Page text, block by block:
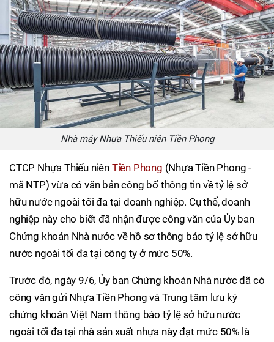
Nhà máy Nhựa Thiếu niên Tiền Phong
CTCP Nhựa Thiếu niên Tiền Phong (Nhựa Tiền Phong -
mã NTP) vừa có văn bản công bố thông tin về tỷ lệ sở
hữu nước ngoài tối đa tại doanh nghiệp. Cụ thể, doanh
nghiệp này cho biết đã nhận được công văn của Ủy ban
Chứng khoán Nhà nước về hồ sơ thông báo tỷ lệ sở hữu
nước ngoài tối đa tại công ty ở mức 50%.
Trước đó, ngày 9/6, Ủy ban Chứng khoán Nhà nước đã có
công văn gửi Nhựa Tiền Phong và Trung tâm lưu ký
chứng khoán Việt Nam thông báo tỷ lệ sở hữu nước
ngoài tối đa tại nhà sản xuất nhựa này đạt mức 50% là